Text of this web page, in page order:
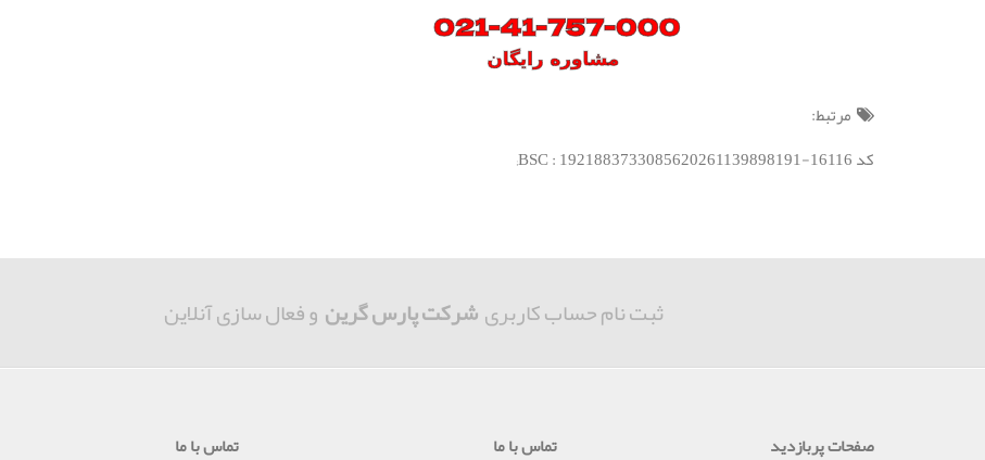
مرتبط:
کد BSC : 1921883733085620261139898191-16116;
ثبت نام حساب کاربریشرکت پارس گرین و فعال سازی آنلاین
صفحات پربازدید تماس با ما تماس با ما